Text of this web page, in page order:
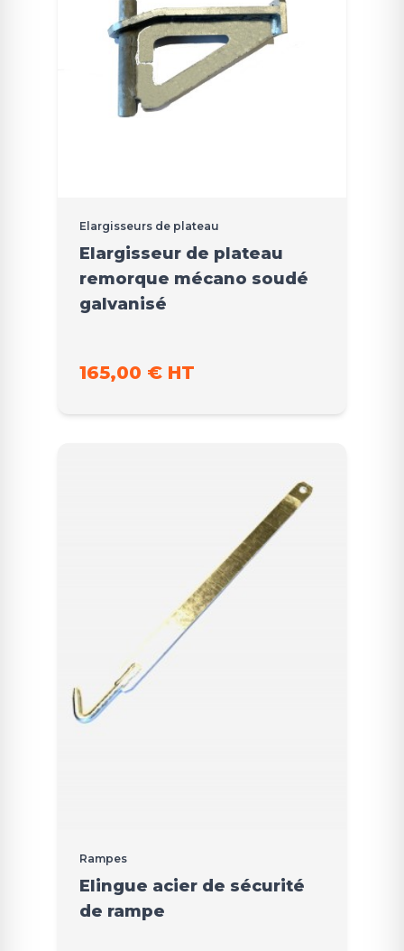
Elargisseurs de plateau
Elargisseur de plateau
remorque mécano soudé
galvanisé
165,00 € HT
Rampes
Elingue acier de sécurité
de rampe